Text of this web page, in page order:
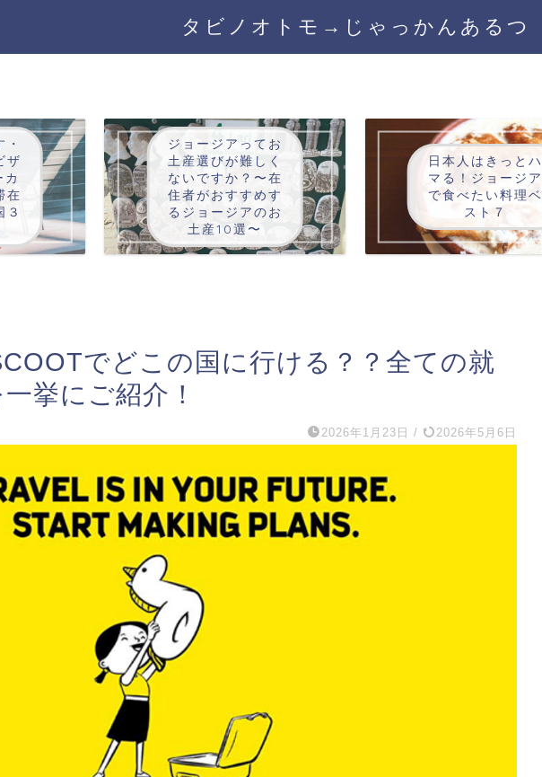
タビノオトモ→じゃっかんあるつ
・
ザ
在
３
ジョージアってお
土産選びが難しく
ないですか？〜在
住者がおすすめす
るジョージアのお
土産10選〜
日本人はきっとハ
マる！ジョージア
で食べたい料理ベ
スト７
でどこの国に行ける？？全ての就
挙にご紹介！
2026年1月23日 / 2026年5月6日